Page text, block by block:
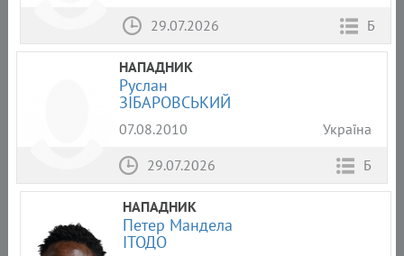
29.07.2026
Б
НАПАДНИК
Руслан
ЗІБАРОВСЬКИЙ
07.08.2010
Україна
29.07.2026
Б
НАПАДНИК
Петер Мандела
ІТОДО